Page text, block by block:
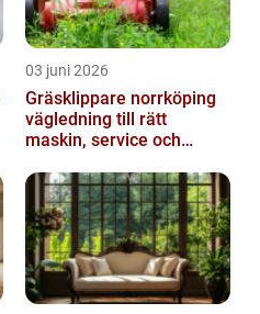
03 juni 2026
Gräsklippare norrköping
vägledning till rätt
maskin, service och